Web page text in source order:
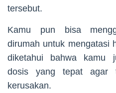
tersebut.
Kamu pun bisa
dirumah untuk mengatasi
diketahui bahwa kamu
dosis yang tepat agar
kerusakan.